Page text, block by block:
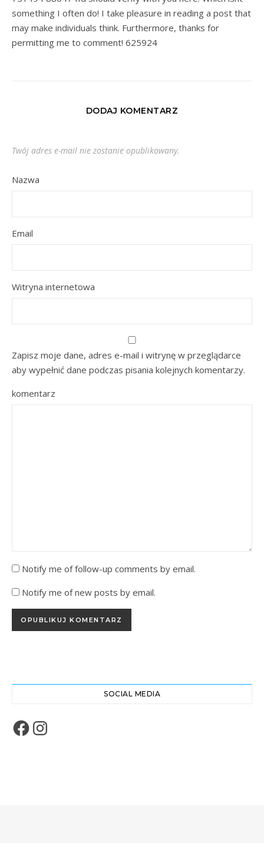
something I often do! I take pleasure in reading a post that
may make individuals think. Furthermore, thanks for
permitting me to comment! 625924
DODAJ KOMENTARZ
Twój adres e-mail nie zostanie opublikowany.
Nazwa
Email
Witryna internetowa
Zapisz moje dane, adres e-mail i witrynę w przeglądarce
aby wypełnić dane podczas pisania kolejnych komentarzy.
komentarz
Notify me of follow-up comments by email.
Notify me of new posts by email.
SOCIAL MEDIA
Facebook
Instagram